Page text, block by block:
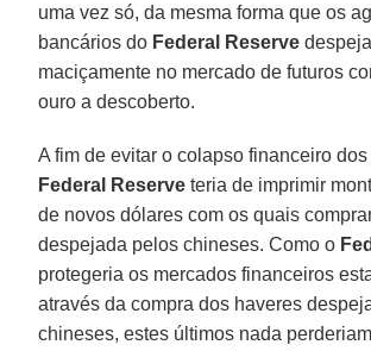
uma vez só, da mesma forma que os
bancários do Federal Reserve
maciçamente no mercado de futuros
ouro a descoberto.
A fim de evitar o colapso financeiro dos
Federal Reserve teria de imprimir
de novos dólares com os quais
despejada pelos chineses. Como o
protegeria os mercados financeiros
através da compra dos haveres
chineses, estes últimos nada